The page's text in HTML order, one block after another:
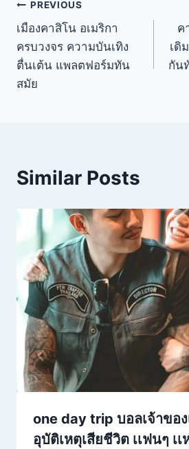
PREVIOUS
เมืองคาสิโน อเมริกา
ครบวงจร ความบันเทิง
ตื่นเต้น แพลตฟอร์มทัน
สมัย
ค
เดิ
กัน
Similar Posts
one day trip บอลเจ้าขอ
อุบัติเหตุเสียชีวิต เเฟนๆ เเ